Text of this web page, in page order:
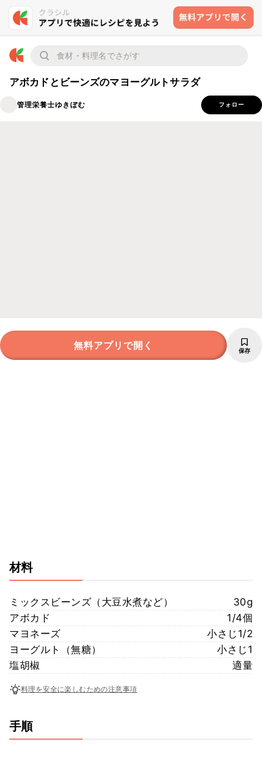
アボカドとビーンズのマヨーグルトサラダ
管理栄養士ゆきぼむ フォロー
無料アプリで開く 保存
材料
ミックスビーンズ（大豆水煮など）
30g
アボカド
1/4個
マヨネーズ
小さじ1/2
ヨーグルト（無糖）
小さじ1
塩胡椒
適量
料理を安全に楽しむための注意事項
手順